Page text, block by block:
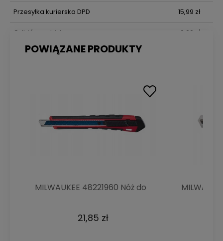
Przesyłka kurierska DPD 15,99 zł
Odbiór osobisty 0,00 zł
POWIĄZANE PRODUKTY
MILWAUKEE 48221960 Nóż do
21,85 zł